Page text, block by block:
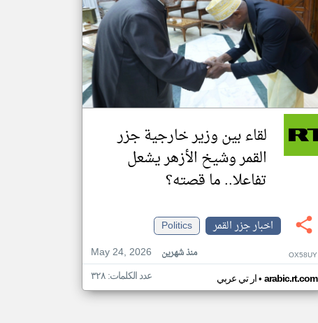
لقاء بين وزير خارجية جزر
القمر وشيخ الأزهر يشعل
تفاعلا.. ما قصته؟
اخبار جزر القمر
Politics
May 24, 2026
منذ شهرين OX58UY
ار تي عربي• arabic.rt.com عدد الكلمات: ٣٢٨